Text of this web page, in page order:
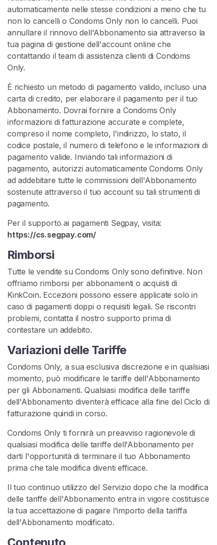
automaticamente nelle stesse condizioni a meno che tu
non lo cancelli o Condoms Only non lo cancelli. Puoi
annullare il rinnovo dell'Abbonamento sia attraverso la
tua pagina di gestione dell'account online che
contattando il team di assistenza clienti di Condoms
Only.
È richiesto un metodo di pagamento valido, incluso una
carta di credito, per elaborare il pagamento per il tuo
Abbonamento. Dovrai fornire a Condoms Only
informazioni di fatturazione accurate e complete,
compreso il nome completo, l'indirizzo, lo stato, il
codice postale, il numero di telefono e le informazioni di
pagamento valide. Inviando tali informazioni di
pagamento, autorizzi automaticamente Condoms Only
ad addebitare tutte le commissioni dell'Abbonamento
sostenute attraverso il tuo account su tali strumenti di
pagamento.
Per il supporto ai pagamenti Segpay, visita:
https://cs.segpay.com/
Rimborsi
Tutte le vendite su Condoms Only sono definitive. Non
offriamo rimborsi per abbonamenti o acquisti di
KinkCoin. Eccezioni possono essere applicate solo in
caso di pagamenti doppi o requisiti legali. Se riscontri
problemi, contatta il nostro supporto prima di
contestare un addebito.
Variazioni delle Tariffe
Condoms Only, a sua esclusiva discrezione e in qualsiasi
momento, può modificare le tariffe dell'Abbonamento
per gli Abbonamenti. Qualsiasi modifica delle tariffe
dell'Abbonamento diventerà efficace alla fine del Ciclo di
fatturazione quindi in corso.
Condoms Only ti fornirà un preavviso ragionevole di
qualsiasi modifica delle tariffe dell'Abbonamento per
darti l'opportunità di terminare il tuo Abbonamento
prima che tale modifica diventi efficace.
Il tuo continuo utilizzo del Servizio dopo che la modifica
delle tariffe dell'Abbonamento entra in vigore costituisce
la tua accettazione di pagare l'importo della tariffa
dell'Abbonamento modificato.
U
s
a
t
i
P
r
e
s
e
r
v
a
t
i
v
i
i
p
i
e
n
i
D
i
S
p
r
m
a
C
E
C
A
C
o
n
t